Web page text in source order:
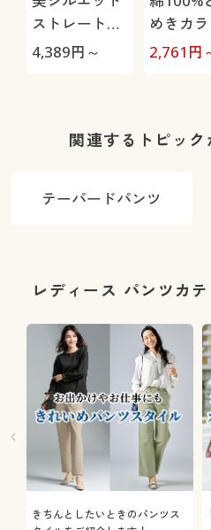
ストレートデ
ニムパンツ(洗
4,389円～
めきカ
ニット
2,761 円
関連するトピッ
テーパードパンツ
レディース パンツカ
きちんとしたいときのパンツス